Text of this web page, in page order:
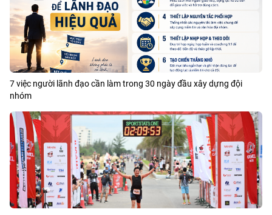
7 việc người lãnh đạo cần làm trong 30 ngày đầu xây dựng đội
nhóm